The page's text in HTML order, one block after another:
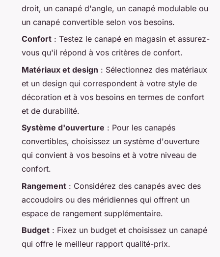
droit, un canapé d'angle, un canapé modulable ou
un canapé convertible selon vos besoins.
Confort : Testez le canapé en magasin et assurez-
vous qu'il répond à vos critères de confort.
Matériaux et design : Sélectionnez des matériaux
et un design qui correspondent à votre style de
décoration et à vos besoins en termes de confort
et de durabilité.
Système d'ouverture : Pour les canapés
convertibles, choisissez un système d'ouverture
qui convient à vos besoins et à votre niveau de
confort.
Rangement : Considérez des canapés avec des
accoudoirs ou des méridiennes qui offrent un
espace de rangement supplémentaire.
Budget : Fixez un budget et choisissez un canapé
qui offre le meilleur rapport qualité-prix.